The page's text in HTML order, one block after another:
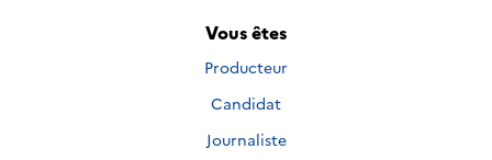
Vous êtes
Producteur
Candidat
Journaliste